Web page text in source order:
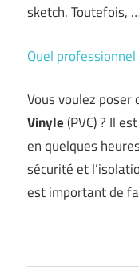
sketch. Toutefois,
Quel professionnel
Vous voulez poser
Vinyle(PVC) ? Il
en quelques
sécurité et
est important de